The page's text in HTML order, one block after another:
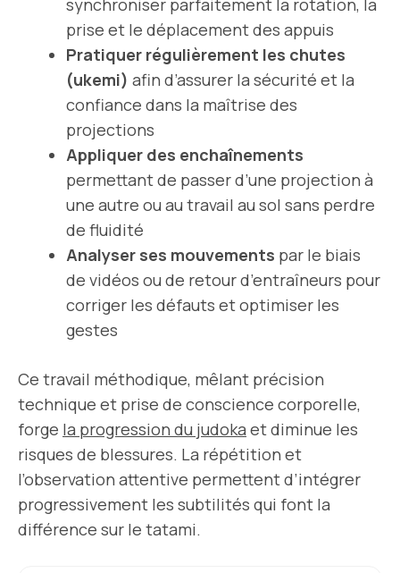
synchroniser parfaitement la rotation, la
prise et le déplacement des appuis
Pratiquer régulièrement les chutes
(ukemi) afin d’assurer la sécurité et la
confiance dans la maîtrise des
projections
Appliquer des enchaînements
permettant de passer d’une projection à
une autre ou au travail au sol sans perdre
de fluidité
Analyser ses mouvements par le biais
de vidéos ou de retour d’entraîneurs pour
corriger les défauts et optimiser les
gestes
Ce travail méthodique, mêlant précision
technique et prise de conscience corporelle,
forge la progression du judoka et diminue les
risques de blessures. La répétition et
l’observation attentive permettent d’intégrer
progressivement les subtilités qui font la
différence sur le tatami.